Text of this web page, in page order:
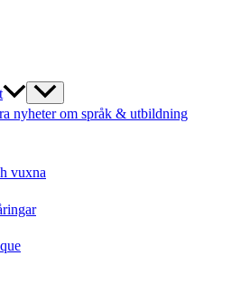
nyheter om språk & utbildning
vuxna